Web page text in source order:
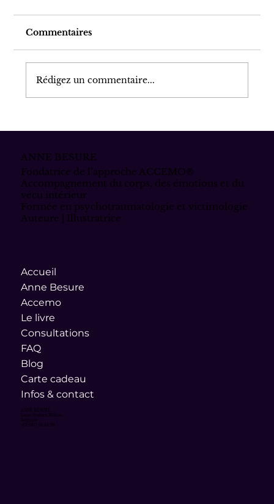
Commentaires
Rédigez un commentaire...
ANNE BESURE
Fondatrice de l’approche ACCEMO®
Accompagnement du corps, des émotions et du
vécu intérieur
Formée en psychotraumatologie et victimologie
Auteure | Illustratrice
Accueil
Anne Besure
Accemo
Le livre
Consultations
FAQ
Blog
Carte cadeau
Infos & contact
ANNE BESURE
+32 0471 05 44 98